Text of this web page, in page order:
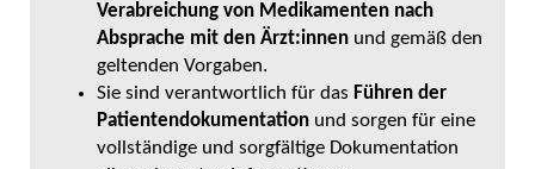
Verabreichung von Medikamenten nach
Absprache mit den Ärzt:innen und gemäß den
geltenden Vorgaben.
Sie sind verantwortlich für das Führen der
Patientendokumentation und sorgen für eine
vollständige und sorgfältige Dokumentation